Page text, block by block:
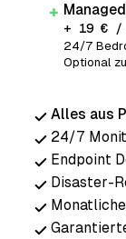
+
+ 19 €
24/7
Optional
Alles aus
24/7
Endpoint
Disaster-